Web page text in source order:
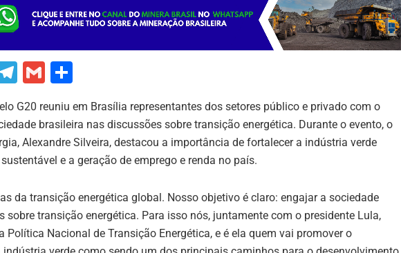
T
e
gr
a
G
ai
l
ar
e
G20 reuniu em Brasília representantes dos setores público e privado com o
brasileira nas discussões sobre transição energética. Durante o evento, o
Alexandre Silveira, destacou a importância de fortalecer a indústria verde
e a geração de emprego e renda no país.
da transição energética global. Nosso objetivo é claro: engajar a sociedade
sobre transição energética. Para isso nós, juntamente com o presidente Lula,
Política Nacional de Transição Energética, e é ela quem vai promover o